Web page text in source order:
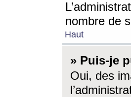
nombre de
Haut
» Puis-je
Oui, des